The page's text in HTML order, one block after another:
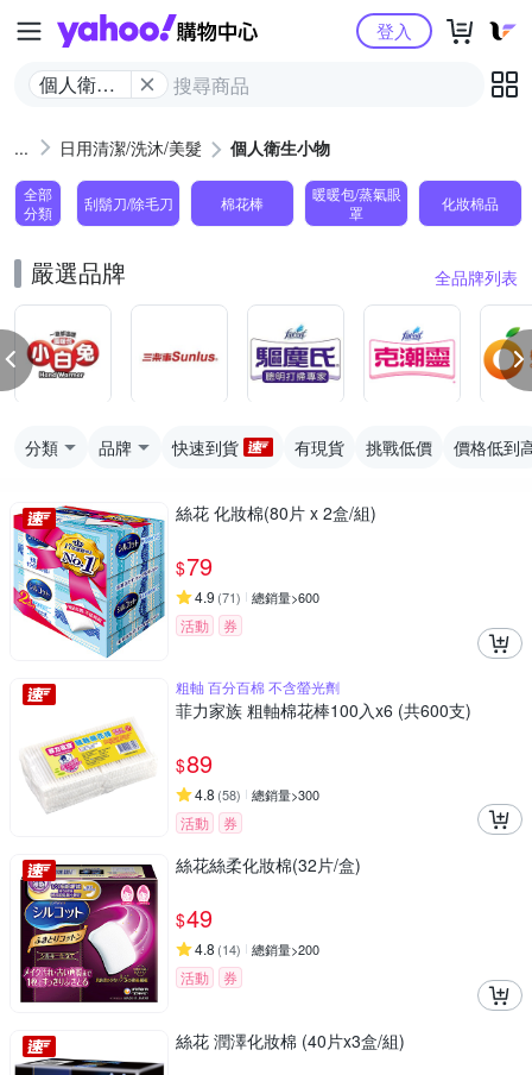
Yahoo購物中心
個人衛生
登入
日用清潔/洗沐/美髮 個人衛生小物
全部
分類
刮鬍刀/除毛刀 棉花棒
暖暖包/蒸氣眼
罩
化妝棉品
嚴選品牌 全品牌列表
分類 品牌 快速到貨 有現貨 挑戰低價 價格低到
絲花 化妝棉(80片 x 2盒/組)
$79
4.9 (71) 總銷量>600
活動 券
粗軸 百分百棉 不含螢光劑
菲力家族 粗軸棉花棒100入x6 (共600支)
$89
4.8 (58) 總銷量>300
活動 券
絲花絲柔化妝棉(32片/盒)
$49
4.8 (14) 總銷量>200
活動 券
絲花 潤澤化妝棉 (40片x3盒/組)